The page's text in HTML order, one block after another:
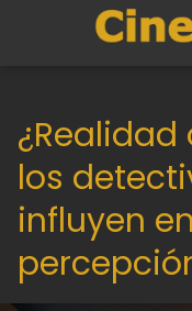
los
influyen